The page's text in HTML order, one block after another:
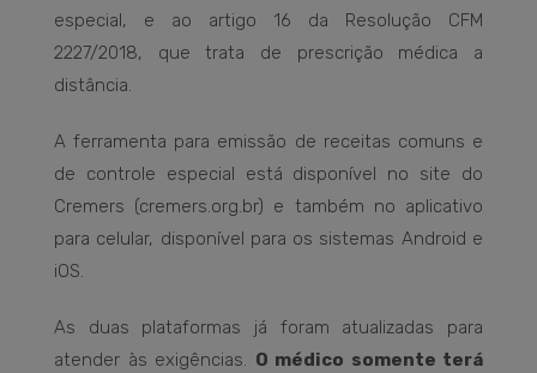
especial, e ao artigo 16 da Resolução CFM
2227/2018, que trata de prescrição médica a
distância.
A ferramenta para emissão de receitas comuns e
de controle especial está disponível no site do
Cremers (cremers.org.br) e também no aplicativo
para celular, disponível para os sistemas Android e
iOS.
As duas plataformas já foram atualizadas para
atender às exigências. O médico somente terá